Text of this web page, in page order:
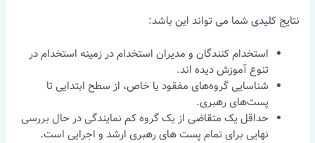
نتایج کلیدی شما می تواند این باشد:
استخدام کنندگان و مدیران استخدام در زمینه استخدام در
تنوع آموزش دیده اند.
شناسایی گروه‌های مفقود یا خاص، از سطح ابتدایی تا
پست‌های رهبری.
حداقل یک متقاضی از یک گروه کم نمایندگی در حال بررسی
نهایی برای تمام پست های رهبری ارشد و اجرایی است.